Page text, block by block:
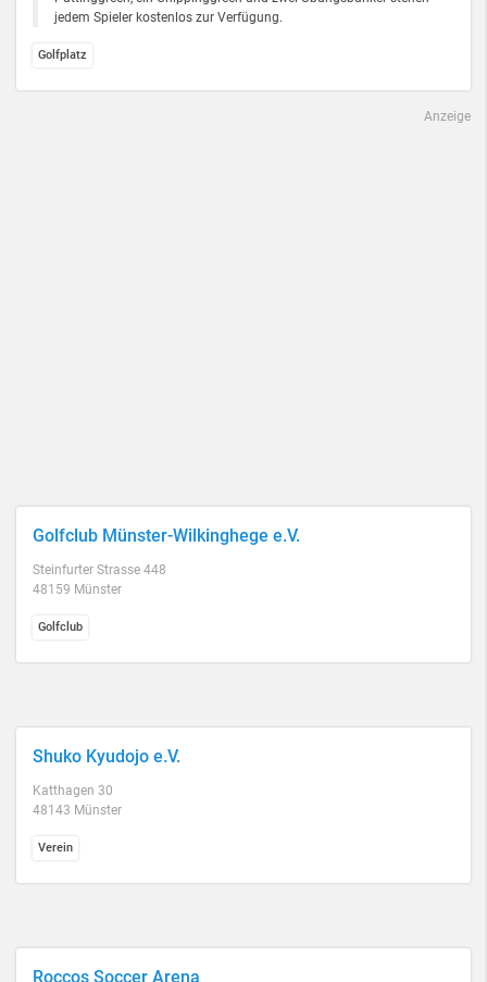
jedem Spieler kostenlos zur Verfügung.
Golfplatz
Anzeige
Golfclub Münster-Wilkinghege e.V.
Steinfurter Strasse 448
48159 Münster
Golfclub
Shuko Kyudojo e.V.
Katthagen 30
48143 Münster
Verein
Roccos Soccer Arena